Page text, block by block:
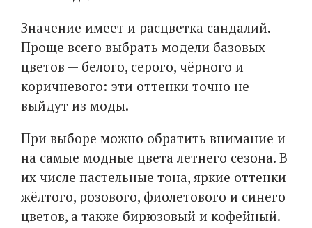
Значение имеет и расцветка сандалий.
Проще всего выбрать модели базовых
цветов — белого, серого, чёрного и
коричневого: эти оттенки точно не
выйдут из моды.
При выборе можно обратить внимание и
на самые модные цвета летнего сезона. В
их числе пастельные тона, яркие оттенки
жёлтого, розового, фиолетового и синего
цветов, а также бирюзовый и кофейный.